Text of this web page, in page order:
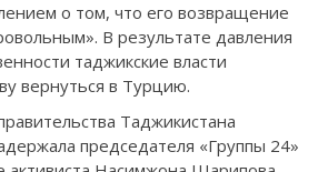
о том, что его возвращение
В результате давления
таджикские власти
вернуться в Турцию.
Таджикистана
председателя «Группы 24»